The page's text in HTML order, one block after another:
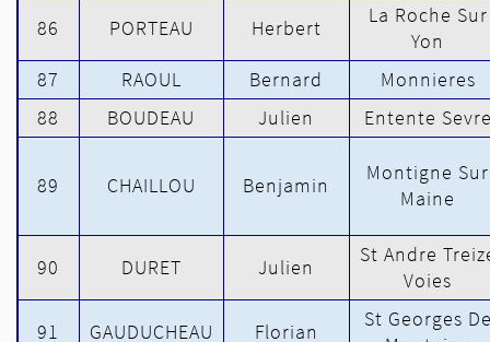
86 PORTEAU Herbert
La Roche Sur
Yon
87
RAOUL Bernard
Monnieres
88
BOUDEAU Julien Entente
89 CHAILLOU Benjamin
Montigne Sur
Maine
90 DURET Julien
St Andre
Voies
91 GAUDUCHEAU Florian
St Georges